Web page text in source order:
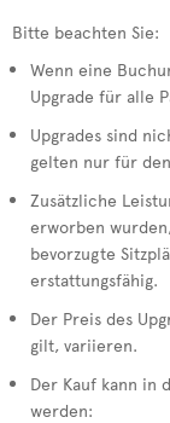
Bitte beachten Sie:
Wenn eine
Upgrade für alle
Upgrades sind
gelten nur für
Zusätzliche
erworben
bevorzugte
erstattungsfähig.
Der Preis des
gilt, variieren.
Der Kauf kann in
werden: